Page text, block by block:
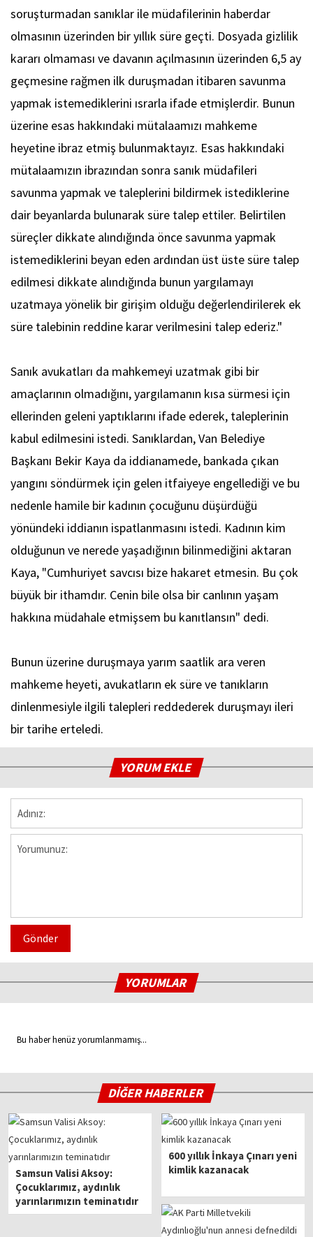
soruşturmadan sanıklar ile müdafilerinin haberdar
olmasının üzerinden bir yıllık süre geçti. Dosyada gizlilik
kararı olmaması ve davanın açılmasının üzerinden 6,5 ay
geçmesine rağmen ilk duruşmadan itibaren savunma
yapmak istemediklerini ısrarla ifade etmişlerdir. Bunun
üzerine esas hakkındaki mütalaamızı mahkeme
heyetine ibraz etmiş bulunmaktayız. Esas hakkındaki
mütalaamızın ibrazından sonra sanık müdafileri
savunma yapmak ve taleplerini bildirmek istediklerine
dair beyanlarda bulunarak süre talep ettiler. Belirtilen
süreçler dikkate alındığında önce savunma yapmak
istemediklerini beyan eden ardından üst üste süre talep
edilmesi dikkate alındığında bunun yargılamayı
uzatmaya yönelik bir girişim olduğu değerlendirilerek ek
süre talebinin reddine karar verilmesini talep ederiz."
Sanık avukatları da mahkemeyi uzatmak gibi bir
amaçlarının olmadığını, yargılamanın kısa sürmesi için
ellerinden geleni yaptıklarını ifade ederek, taleplerinin
kabul edilmesini istedi. Sanıklardan, Van Belediye
Başkanı Bekir Kaya da iddianamede, bankada çıkan
yangını söndürmek için gelen itfaiyeye engellediği ve bu
nedenle hamile bir kadının çocuğunu düşürdüğü
yönündeki iddianın ispatlanmasını istedi. Kadının kim
olduğunun ve nerede yaşadığının bilinmediğini aktaran
Kaya, "Cumhuriyet savcısı bize hakaret etmesin. Bu çok
büyük bir ithamdır. Cenin bile olsa bir canlının yaşam
hakkına müdahale etmişsem bu kanıtlansın" dedi.
Bunun üzerine duruşmaya yarım saatlik ara veren
mahkeme heyeti, avukatların ek süre ve tanıkların
dinlenmesiyle ilgili talepleri reddederek duruşmayı ileri
bir tarihe erteledi.
YORUM EKLE
Gönder
YORUMLAR
Bu haber henüz yorumlanmamış...
DİĞER HABERLER
Samsun Valisi Aksoy:
Çocuklarımız, aydınlık
yarınlarımızın teminatıdır
600 yıllık İnkaya Çınarı yeni
kimlik kazanacak